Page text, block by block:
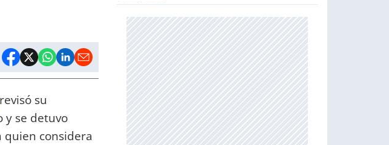
revisó su
y se detuvo
quien considera